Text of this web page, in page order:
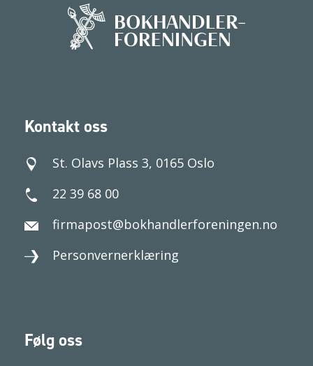
Kontakt oss
St. Olavs Plass 3, 0165 Oslo
22 39 68 00
firmapost@bokhandlerforeningen.no
Personvernerklæring
Følg oss